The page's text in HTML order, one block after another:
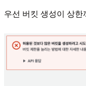
우선 버킷 생성이 상